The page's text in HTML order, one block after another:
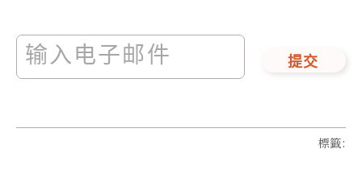
提交
標籤: